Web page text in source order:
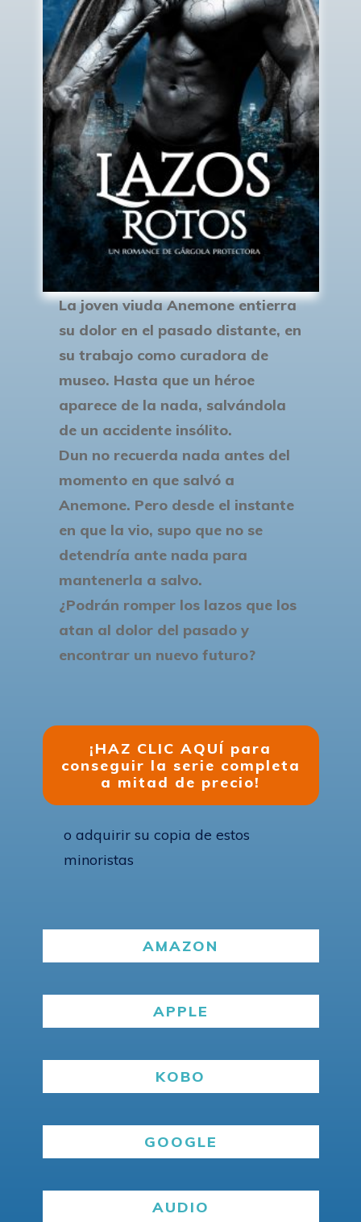
La joven viuda Anemone entierra
su dolor en el pasado distante, en
su trabajo como curadora de
museo. Hasta que un héroe
aparece de la nada, salvándola
de un accidente insólito.
Dun no recuerda nada antes del
momento en que salvó a
Anemone. Pero desde el instante
en que la vio, supo que no se
detendría ante nada para
mantenerla a salvo.
¿Podrán romper los lazos que los
atan al dolor del pasado y
encontrar un nuevo futuro?
¡HAZ CLIC AQUÍ para
conseguir la serie completa
a mitad de precio!
o adquirir su copia de estos
minoristas
AMAZON
APPLE
KOBO
GOOGLE
AUDIO